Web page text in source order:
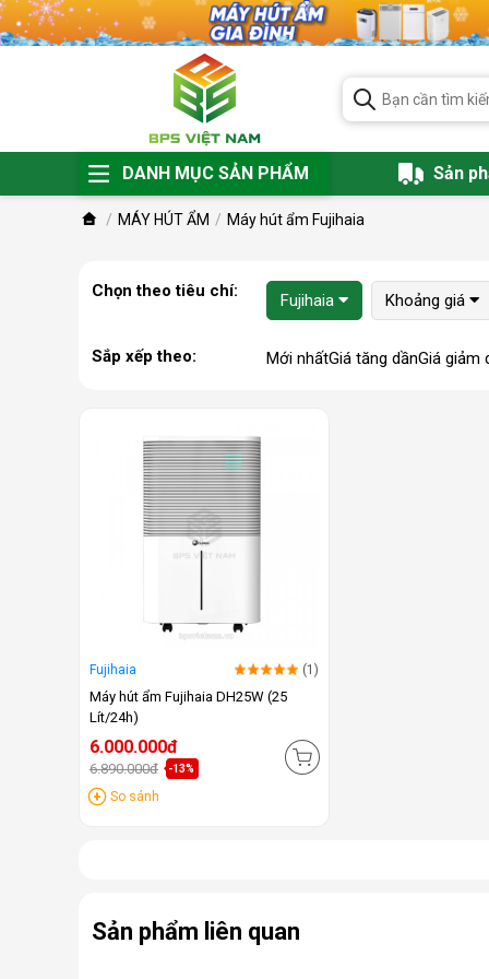
DANH MỤC SẢN PHẨM Sản
MÁY HÚT ẨM Máy hút ẩm Fujihaia
Chọn theo tiêu chí: Fujihaia Khoảng giá
Sắp xếp theo: Mới nhấtGiá tăng dầnGiá giảm
Fujihaia (1)
Máy hút ẩm Fujihaia DH25W (25
Lít/24h)
6.000.000đ
6.890.000đ -13%
So sánh
Sản phẩm liên quan